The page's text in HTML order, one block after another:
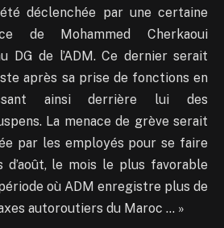
déclenchée par une certaine
de Mohammed Cherkaoui
DG de l’ADM. Ce dernier serait
après sa prise de fonctions en
ainsi derrière lui des
La menace de grève serait
par les employés pour se faire
le mois le plus favorable
où ADM enregistre plus de
autoroutiers du Maroc … »